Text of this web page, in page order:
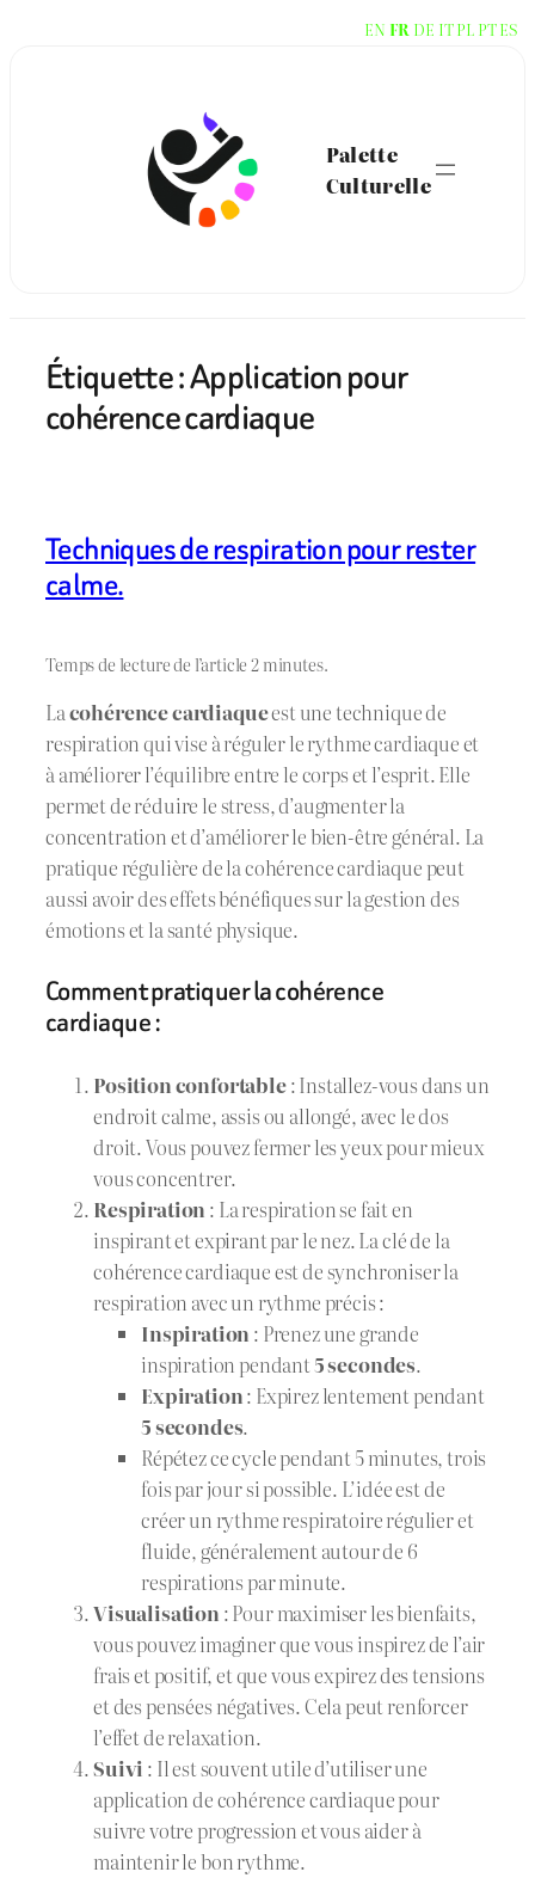
Palette
Culturelle
Étiquette :Application pour
cohérence cardiaque
Techniques de respiration pour rester
calme.
Temps de lecture de l’article 2 minutes.
Lacohérence cardiaqueest une technique de
respiration qui vise à réguler le rythme cardiaque et
à améliorer l’équilibre entre le corps et l’esprit. Elle
permet de réduire le stress, d’augmenter la
concentration et d’améliorer le bien-être général. La
pratique régulière de la cohérence cardiaque peut
aussi avoir des effets bénéfiques sur la gestion des
émotions et la santé physique.
Comment pratiquer la cohérence
cardiaque :
Position confortable: Installez-vous dans un
endroit calme, assis ou allongé, avec le dos
droit. Vous pouvez fermer les yeux pour mieux
vous concentrer.
Respiration : La respiration se fait en
inspirant et expirant par le nez. La clé de la
cohérence cardiaque est de synchroniser la
respiration avec un rythme précis :
Inspiration : Prenez une grande
inspiration pendant5 secondes.
Expiration: Expirez lentement pendant
5 secondes.
Répétez ce cycle pendant 5 minutes, trois
fois par jour si possible. L’idée est de
créer un rythme respiratoire régulier et
fluide, généralement autour de 6
respirations par minute.
Visualisation : Pour maximiser les bienfaits,
vous pouvez imaginer que vous inspirez de l’air
frais et positif, et que vous expirez des tensions
et des pensées négatives. Cela peut renforcer
l’effet de relaxation.
Suivi : Il est souvent utile d’utiliser une
application de cohérence cardiaque pour
suivre votre progression et vous aider à
maintenir le bon rythme.
EN FR DE ITPL PTES